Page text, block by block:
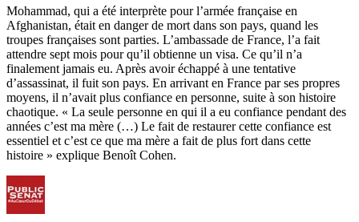
Mohammad, qui a été interprète pour l’armée française en
Afghanistan, était en danger de mort dans son pays, quand les
troupes françaises sont parties. L’ambassade de France, l’a fait
attendre sept mois pour qu’il obtienne un visa. Ce qu’il n’a
finalement jamais eu. Après avoir échappé à une tentative
d’assassinat, il fuit son pays. En arrivant en France par ses propres
moyens, il n’avait plus confiance en personne, suite à son histoire
chaotique. « La seule personne en qui il a eu confiance pendant des
années c’est ma mère (…) Le fait de restaurer cette confiance est
essentiel et c’est ce que ma mère a fait de plus fort dans cette
histoire » explique Benoît Cohen.